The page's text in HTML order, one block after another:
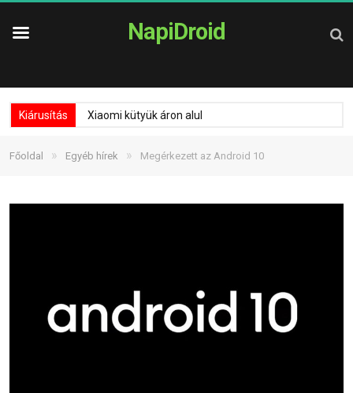
NapiDroid
Kiárusítás Xiaomi kütyük áron alul
Főoldal » Egyéb hírek » Megérkezett az Android 10